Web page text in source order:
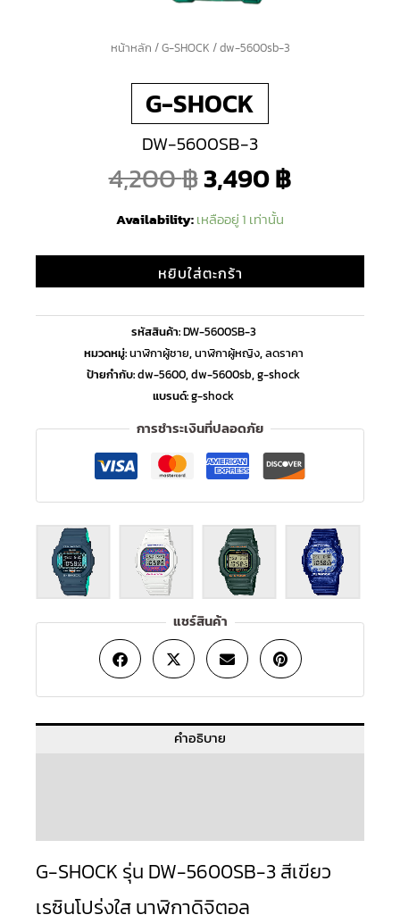
หน้าหลัก /G-SHOCK / dw-5600sb-3
G-SHOCK
DW-5600SB-3
4,200฿
Original
price
was:
4,200 ฿.
3,490฿
Availability:เหลืออยู่ 1 เท่านั้น
หยิบใส่ตะกร้า
รหัสสินค้า:DW-5600SB-3
หมวดหมู่:นาฬิกาผู้ชาย,นาฬิกาผู้หญิง,ลดราคา
ป้ายกำกับ:dw-5600,dw-5600sb,g-shock
แบรนด์:g-shock
การชำระเงินที่ปลอดภัย
แชร์สินค้า
คำอธิบาย
G-SHOCK รุ่น DW-5600SB-3 สีเขียว
เรซินโปร่งใส นาฬิกาดิจิตอล